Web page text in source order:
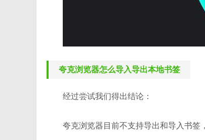
夸克浏览器怎么导入导出本地书签
经过尝试我们得出结论：
夸克浏览器目前不支持导出和导入书签